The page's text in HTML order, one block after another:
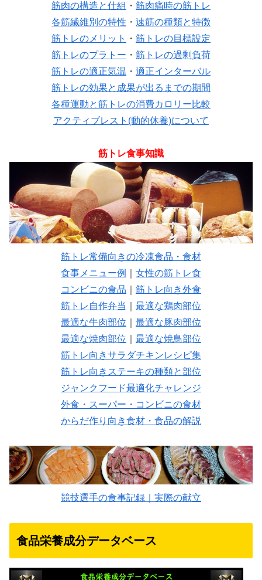
筋肉の構造と仕組 ・ 筋肉痛時の筋トレ
各筋繊維別の特性 ・ 速筋の種類と特徴
筋トレのメリット
・ 筋トレの目標設定
筋トレのプラトー ・ 筋トレの過剰負荷
筋トレの適正気温 ・ 適正インターバル
筋トレの効果と成果が出るまでの期間
各種運動と筋トレの消費カロリー比較
アクティブレスト(動的休養)について
筋トレ食事知識
筋トレ常備向きの冷凍食品・食材
食事メニュー例
女性の筋トレ食
コンビニの食品
筋トレ向き外食
筋トレ自作弁当
最適な鶏肉部位
最適な牛肉部位
最適な豚肉部位
最適な焼肉部位
最適な焼鳥部位
筋トレ向きサラダチキンレシピ集
筋トレ向きステーキの種類と部位
ジャンクフード最適化チャレンジ
外食・スーパー・コンビニの食材
からだ作り向き食材・食品の解説
競技選手の食事記録｜実際の献立
食品栄養成分データベース